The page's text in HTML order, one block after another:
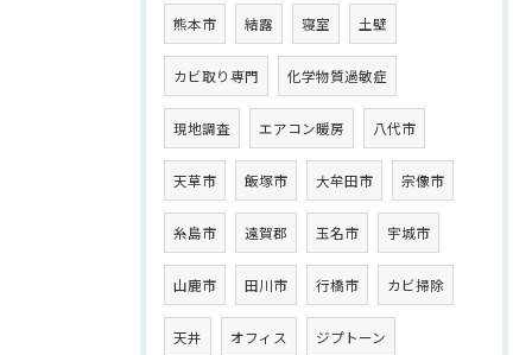
熊本市 結露 寝室 土壁
カビ取り専門 化学物質過敏症
現地調査 エアコン暖房 八代市
天草市 飯塚市 大牟田市 宗像市
糸島市 遠賀郡 玉名市 宇城市
山鹿市 田川市 行橋市 カビ掃除
天井 オフィス ジプトーン